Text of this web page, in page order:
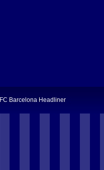
FC Barcelona Headliner